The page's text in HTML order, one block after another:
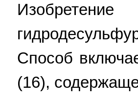
Способ
(16),